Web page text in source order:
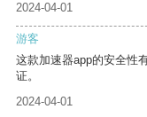
2024-04-01
游客
这款加速器app的安全性
证。
2024-04-01